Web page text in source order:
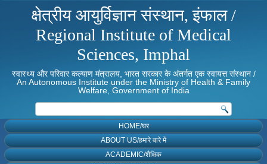
क्षेत्रीय आयुर्विज्ञान संस्थान, इंफाल /
Regional Institute of Medical
Sciences, Imphal
स्वास्थ्य और परिवार कल्याण मंत्रालय, भारत सरकार के अंतर्गत एक स्वायत्त संस्थान /
An Autonomous Institute under the Ministry of Health & Family
Welfare, Government of India
HOME/घर
ABOUT US/हमारे बारे में
ACADEMIC/शैक्षिक